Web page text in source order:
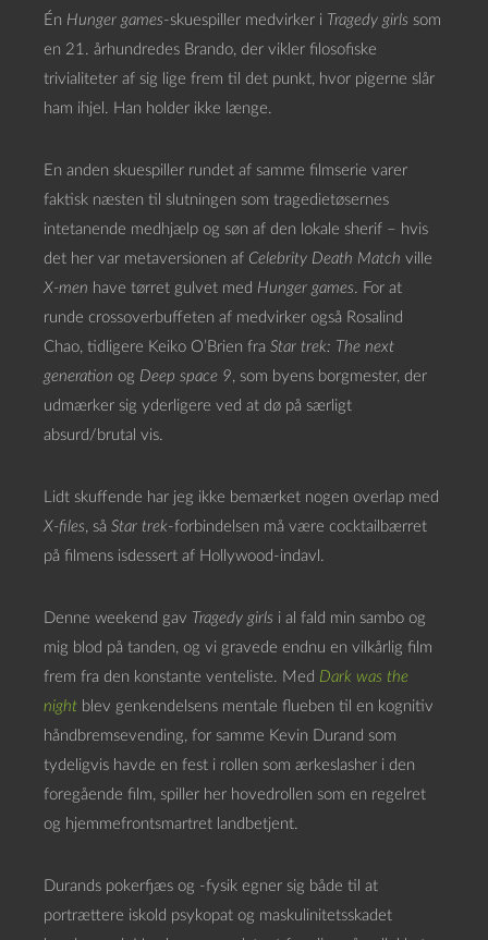
Én Hunger games-skuespiller medvirker i Tragedy girls som
en 21. århundredes Brando, der vikler filosofiske
trivialiteter af sig lige frem til det punkt, hvor pigerne slår
ham ihjel. Han holder ikke længe.
En anden skuespiller rundet af samme filmserie varer
faktisk næsten til slutningen som tragedietøsernes
intetanende medhjælp og søn af den lokale sherif – hvis
det her var metaversionen af Celebrity Death Match ville
X-men have tørret gulvet med Hunger games. For at
runde crossoverbuffeten af medvirker også Rosalind
Chao, tidligere Keiko O’Brien fra Star trek: The next
generation og Deep space 9, som byens borgmester, der
udmærker sig yderligere ved at dø på særligt
absurd/brutal vis.
Lidt skuffende har jeg ikke bemærket nogen overlap med
X-files, så Star trek-forbindelsen må være cocktailbærret
på filmens isdessert af Hollywood-indavl.
Denne weekend gav Tragedy girls i al fald min sambo og
mig blod på tanden, og vi gravede endnu en vilkårlig film
frem fra den konstante venteliste. Med Dark was the
night blev genkendelsens mentale flueben til en kognitiv
håndbremsevending, for samme Kevin Durand som
tydeligvis havde en fest i rollen som ærkeslasher i den
foregående film, spiller her hovedrollen som en regelret
og hjemmefrontsmartret landbetjent.
Durands pokerfjæs og -fysik egner sig både til at
portrættere iskold psykopat og maskulinitetsskadet